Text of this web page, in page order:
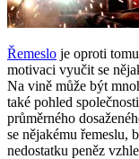
Řemeslo je oproti
motivaci vyučit se
Na vině může být
také pohled
průměrného
se nějakému řemeslu,
nedostatku peněz